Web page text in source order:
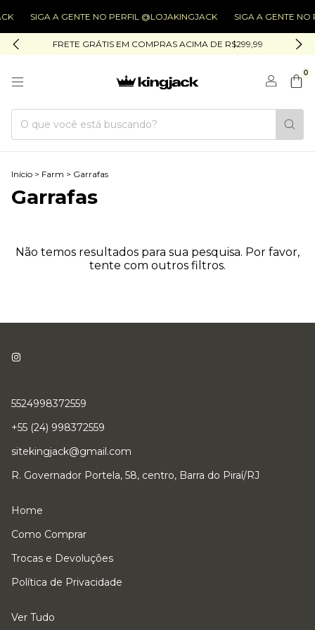
SIGA A GENTE NO PERFIL @LOJAKINGJACK SIGA A GENTE NO
FRETE GRÁTIS EM COMPRAS ACIMA DE R$299,99
0
Início > Farm > Garrafas
Garrafas
Não temos resultados para sua pesquisa. Por favor,
tente com outros filtros.
5524998372559
+55 (24) 998372559
sitekingjack@gmail.com
R. Governador Portela, 58, centro, Barra do Piraí/RJ
Home
Como Comprar
Trocas e Devoluções
Política de Privacidade
Ver Tudo